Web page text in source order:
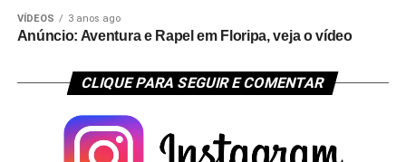
VÍDEOS 3 anos ago
Anúncio: Aventura e Rapel em Floripa, veja o vídeo
CLIQUE PARA SEGUIR E COMENTAR